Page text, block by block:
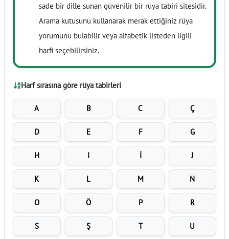
sade bir dille sunan güvenilir bir rüya tabiri sitesidir.
Arama kutusunu kullanarak merak ettiğiniz rüya
yorumunu bulabilir veya alfabetik listeden ilgili
harfi seçebilirsiniz.
Harf sırasına göre rüya tabirleri
A B C Ç
D E F G
H I İ J
K L M N
O Ö P R
S Ş T U